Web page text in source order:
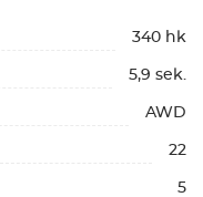
340 hk
5,9 sek.
AWD
22
5